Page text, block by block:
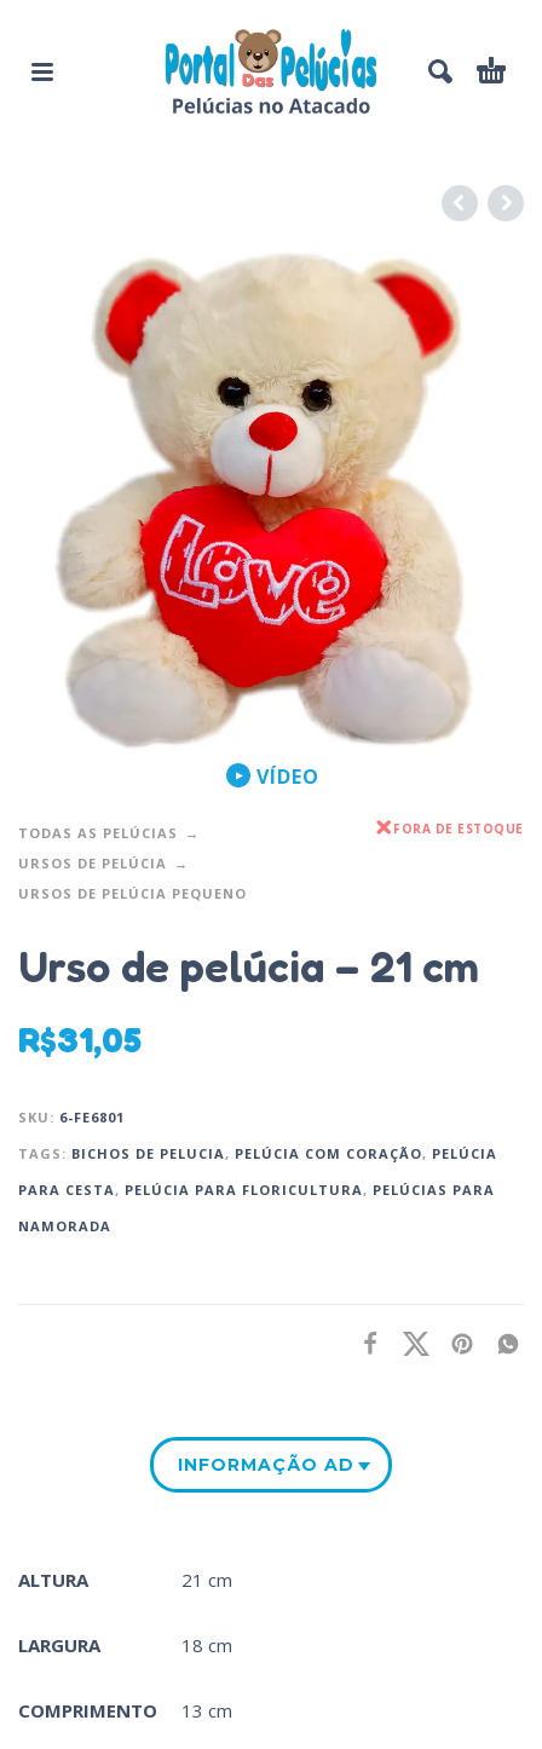
VÍDEO
TODAS AS PELÚCIAS
URSOS DE PELÚCIA
URSOS DE PELÚCIA PEQUENO
FORA DE ESTOQUE
Urso de pelúcia – 21 cm
R$31,05
SKU: 6-FE6801
TAGS: BICHOS DE PELUCIA , PELÚCIA COM CORAÇÃO, PELÚCIA
PARA CESTA‎ , PELÚCIA PARA FLORICULTURA , PELÚCIAS PARA
NAMORADA
INFORMAÇÃO ADICIONAL
ALTURA 21 cm
LARGURA 18 cm
COMPRIMENTO 13 cm